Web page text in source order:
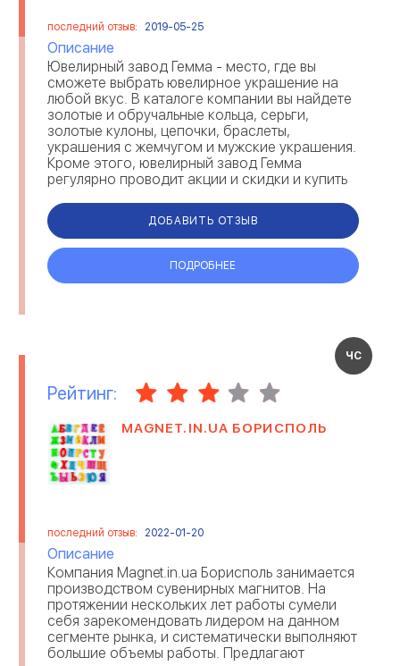
последний отзыв: 2019-05-25
Описание
Ювелирный завод Гемма - место, где вы
сможете выбрать ювелирное украшение на
любой вкус. В каталоге компании вы найдете
золотые и обручальные кольца, серьги,
золотые кулоны, цепочки, браслеты,
украшения с жемчугом и мужские украшения.
Кроме этого, ювелирный завод Гемма
регулярно проводит акции и скидки и купить
обручальные кольца недорого - это
реальность, если вы обр...
ДОБАВИТЬ ОТЗЫВ
ПОДРОБНЕЕ
ЧС
Рейтинг:
MAGNET.IN.UA БОРИСПОЛЬ
последний отзыв: 2022-01-20
Описание
Компания Magnet.in.ua Борисполь занимается
производством сувенирных магнитов. На
протяжении нескольких лет работы сумели
себя зарекомендовать лидером на данном
сегменте рынка, и систематически выполняют
большие объемы работы. Предлагают